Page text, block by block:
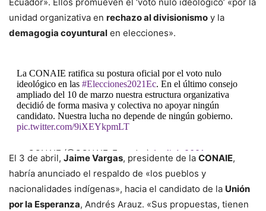
unidad organizativa en rechazo al divisionismo y la
demagogia coyuntural en elecciones».
La CONAIE ratifica su postura oficial por el voto nulo
ideológico en las #Elecciones2021Ec. En el último consejo
ampliado del 10 de marzo nuestra estructura organizativa
decidió de forma masiva y colectiva no apoyar ningún
candidato. Nuestra lucha no depende de ningún gobierno.
pic.twitter.com/9iXEYkpmLT
— CONAIE (@CONAIE_Ecuador)April 4, 2021
El 3 de abril, Jaime Vargas, presidente de la CONAIE,
habría anunciado el respaldo de «los pueblos y
nacionalidades indígenas», hacia el candidato de la Unión
por la Esperanza, Andrés Arauz. «Sus propuestas, tienen